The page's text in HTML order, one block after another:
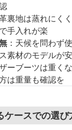
裏地は蒸れにく
手入れが楽
：天候を問わず
素材のモデルが
ーブーツは重く
は重量も確認を
ケースでの選び